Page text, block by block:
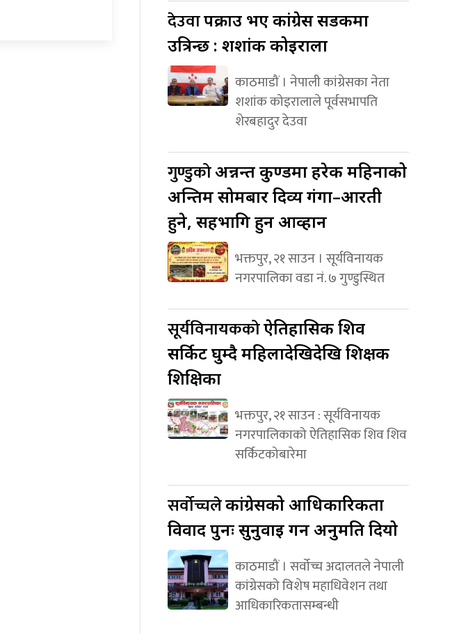
देउवापक्राउ भए कांग्रेस सडकमा
उत्रिन्छ : शशांक कोइराला
काठमाडौं । नेपाली कांग्रेसका नेता
शशांक कोइरालाले पूर्वसभापति
शेरबहादुर देउवा
गुण्डुकोअन्नन्त कुण्डमा हरेक महिनाको
अन्तिम सोमबार दिव्य गंगा–आरती
हुने, सहभागि हुन आव्हान
भक्तपुर, २१ साउन । सूर्यविनायक
नगरपालिका वडा नं. ७ गुण्डुस्थित
सूर्यविनायककोऐतिहासिक शिव
सर्किट घुम्दै महिलादेखिदेखि शिक्षक
शिक्षिका
भक्तपुर, २१ साउन : सूर्यविनायक
नगरपालिकाको ऐतिहासिक शिव शिव
सर्किटकोबारेमा
सर्वोच्चलेकांग्रेसको आधिकारिकता
विवाद पुनः सुनुवाइ गर्न अनुमति दियो
काठमाडौं । सर्वोच्च अदालतले नेपाली
कांग्रेसको विशेष महाधिवेशन तथा
आधिकारिकतासम्बन्धी